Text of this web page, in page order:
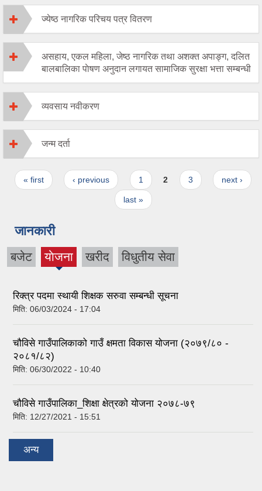
ज्येष्ठ नागरिक परिचय पत्र वितरण
असहाय, एकल महिला, जेष्ठ नागरिक तथा अशक्त अपाङ्ग, दलित
बालबालिका पाेषण अनुदान लगायत सामाजिक सुरक्षा भत्ता सम्बन्धी
व्यवसाय नवीकरण
जन्म दर्ता
Pages
« first ‹ previous 1 2 3 next ›
last »
जानकारी
बजेट याेजना
(active
खरीद विधुतीय सेवा
रिक्त्र पदमा स्थायी शिक्षक सरुवा सम्बन्धी सूचना
मिति: 06/03/2024 - 17:04
चौविसे गाउँपालिकाको गाउँ क्षमता विकास योजना (२०७९/८० -
२०८१/८२)
मिति: 06/30/2022 - 10:40
चौविसे गाउँपालिका_शिक्षा क्षेत्रको योजना २०७८-७९
मिति: 12/27/2021 - 15:51
अन्य